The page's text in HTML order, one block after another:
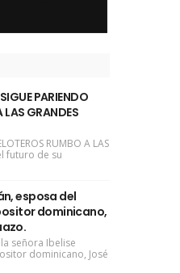
PARIENDO
LAS GRANDES
RUMBO A LAS
futuro de su
esposa del
dominicano,
señora Ibelise
dominicano, José